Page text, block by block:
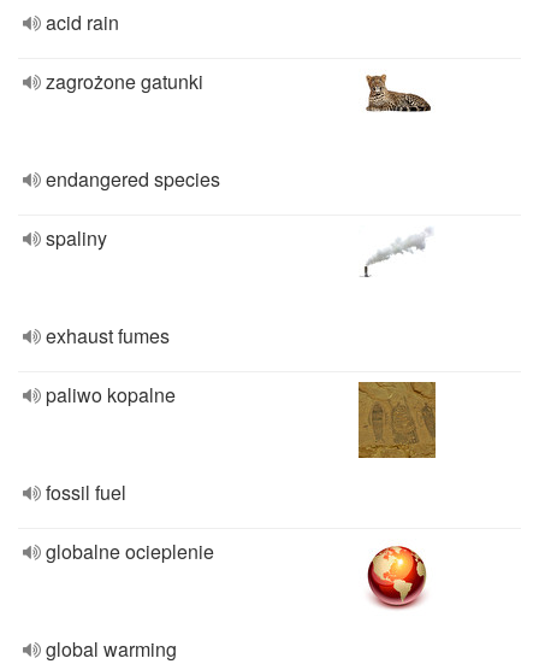
acid rain
zagrożone gatunki
endangered species
spaliny
exhaust fumes
paliwo kopalne
fossil fuel
globalne ocieplenie
global warming